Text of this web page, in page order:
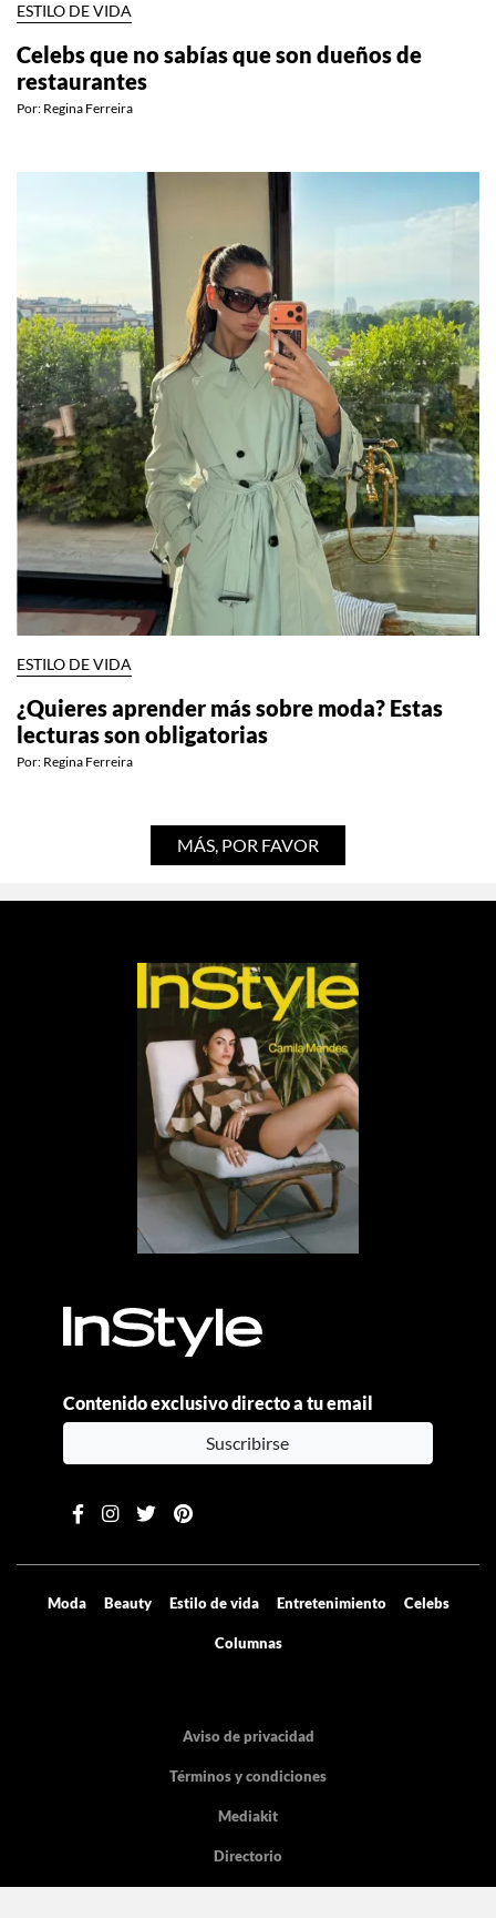
ESTILO DE VIDA
Celebs que no sabías que son dueños de
restaurantes
Por: Regina Ferreira
ESTILO DE VIDA
¿Quieres aprender más sobre moda? Estas
lecturas son obligatorias
Por: Regina Ferreira
MÁS, POR FAVOR
Contenido exclusivo directo a tu email
Suscribirse
Moda Beauty Estilo de vida Entretenimiento Celebs
Columnas
Aviso de privacidad
Términos y condiciones
Mediakit
Directorio